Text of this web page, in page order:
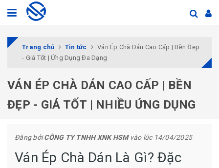
Trang chủ Tin tức
Ván Ép Chà Dán Cao Cấp | Bền Đẹp
- Giá Tốt | Ứng Dụng Đa Dạng
VÁN ÉP CHÀ DÁN CAO CẤP | BỀN
ĐẸP - GIÁ TỐT | NHIỀU ỨNG DỤNG
Đăng bởiCÔNG TY TNHH XNK HSMvào lúc 14/04/2025
Ván Ép Chà Dán Là Gì? Đặc